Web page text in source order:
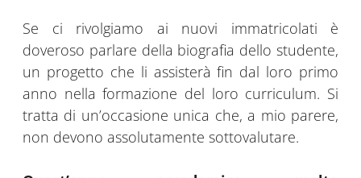
Se ci rivolgiamo ai nuovi immatricolati è
doveroso parlare della biografia dello studente,
un progetto che li assisterà fin dal loro primo
anno nella formazione del loro curriculum. Si
tratta di un’occasione unica che, a mio parere,
non devono assolutamente sottovalutare.